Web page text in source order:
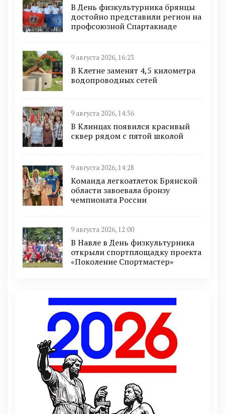
В День физкультурника брянцы
достойно представили регион на
профсоюзной Спартакиаде
9 августа 2026, 16:23
В Клетне заменят 4,5 километра
водопроводных сетей
9 августа 2026, 14:36
В Клинцах появился красивый
сквер рядом с пятой школой
9 августа 2026, 14:28
Команда легкоатлеток Брянской
области завоевала бронзу
чемпионата России
9 августа 2026, 12:00
В Навле в День физкультурника
открыли спортплощадку проекта
«Поколение Спортмастер»